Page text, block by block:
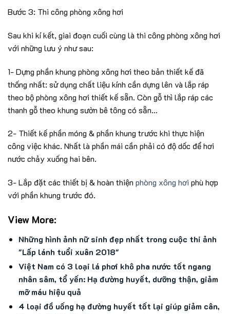
Bước 3: Thi công phòng xông hơi
Sau khi kí kết, giai đoạn cuối cùng là thi công phòng xông hơi
với những lưu ý như sau:
1- Dựng phần khung phòng xông hơi theo bản thiết kế đã
thống nhất: sử dụng chất liệu kính cần dựng lên và lắp ráp
theo bộ phòng xông hơi thiết kế sẵn. Còn gỗ thì lắp ráp các
thanh gỗ theo khung sườn bê tông có sẵn…
2- Thiết kế phần móng & phần khung trước khi thực hiện
công việc khác. Nhất là phần mái cần phải có độ dốc để hơi
nước chảy xuống hai bên.
3- Lắp đặt các thiết bị & hoàn thiện phòng xông hơi phù hợp
với phần khung trước đó.
View More:
Những hình ảnh nữ sinh đẹp nhất trong cuộc thi ảnh
"Lấp lánh tuổi xuân 2018"
Việt Nam có 3 loại lá phơi khô pha nước tốt ngang
nhân sâm, tổ yến: Hạ đường huyết, dưỡng thận, giảm
mỡ máu hiệu quả
4 loại đồ uống hạ đường huyết tốt lại giúp giảm cân,